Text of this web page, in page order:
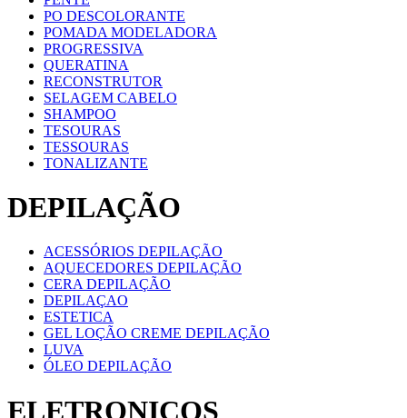
PO DESCOLORANTE
POMADA MODELADORA
PROGRESSIVA
QUERATINA
RECONSTRUTOR
SELAGEM CABELO
SHAMPOO
TESOURAS
TESSOURAS
TONALIZANTE
DEPILAÇÃO
ACESSÓRIOS DEPILAÇÃO
AQUECEDORES DEPILAÇÃO
CERA DEPILAÇÃO
DEPILAÇAO
ESTETICA
GEL LOÇÃO CREME DEPILAÇÃO
LUVA
ÓLEO DEPILAÇÃO
ELETRONICOS